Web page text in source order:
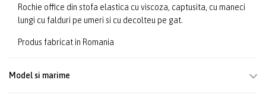
Rochie office din stofa elastica cu viscoza, captusita, cu maneci
lungi cu falduri pe umeri si cu decolteu pe gat.
Produs fabricat in Romania
Model si marime